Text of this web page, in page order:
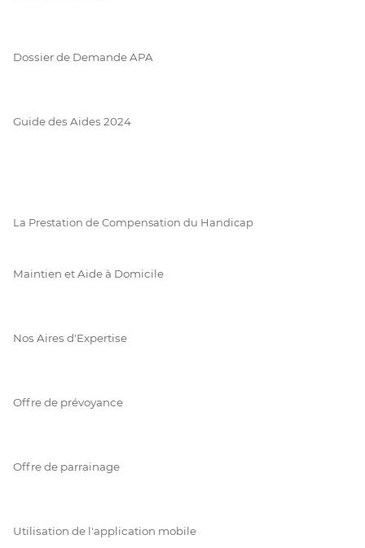
Dossier de Demande APA
Guide des Aides 2024
La Prestation de Compensation du Handicap
Maintien et Aide à Domicile
Nos Aires d'Expertise
Offre de prévoyance
Offre de parrainage
Utilisation de l'application mobile